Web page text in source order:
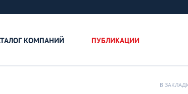
КОМПАНИЙ ПУБЛИКАЦИИ
В